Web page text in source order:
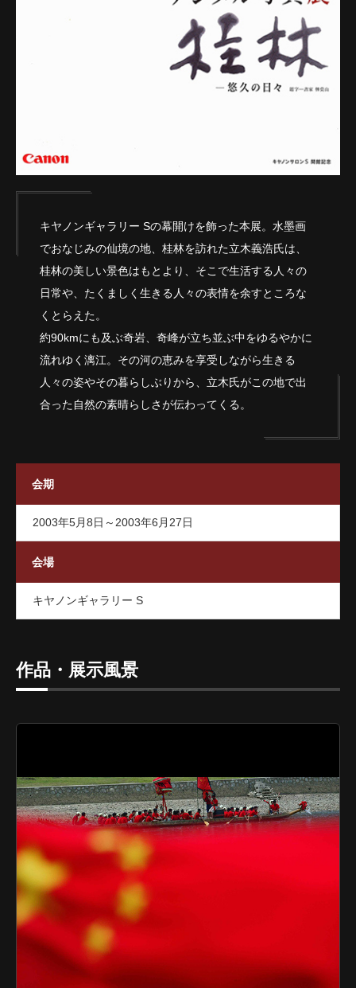
キヤノンギャラリー Sの幕開けを飾った本展。水墨画
でおなじみの仙境の地、桂林を訪れた立木義浩氏は、
桂林の美しい景色はもとより、そこで生活する人々の
日常や、たくましく生きる人々の表情を余すところな
くとらえた。
約90kmにも及ぶ奇岩、奇峰が立ち並ぶ中をゆるやかに
流れゆく漓江。その河の恵みを享受しながら生きる
人々の姿やその暮らしぶりから、立木氏がこの地で出
合った自然の素晴らしさが伝わってくる。
会期
会場
2003年5月8日～2003年6月27日
キヤノンギャラリー S
作品・展示風景